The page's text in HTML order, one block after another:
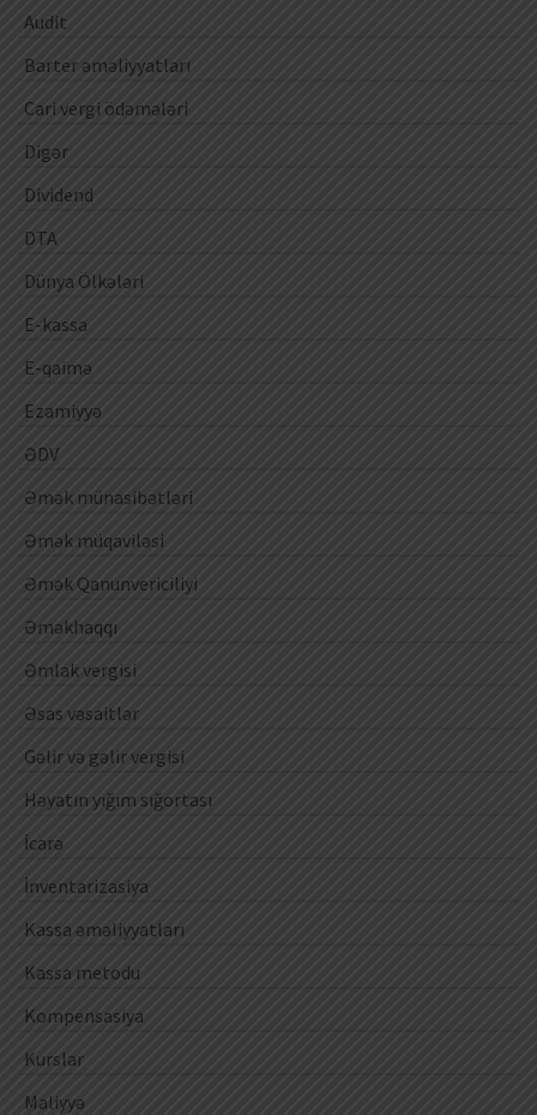
Audit
Barter əməliyyatları
Cari vergi ödəmələri
Digər
Dividend
DTA
Dünya Ölkələri
E-kassa
E-qaimə
Ezamiyyə
ƏDV
Əmək münasibətləri
Əmək müqaviləsi
Əmək Qanunvericiliyi
Əməkhaqqı
Əmlak vergisi
Əsas vəsaitlər
Gəlir və gəlir vergisi
Həyatın yığım sığortası
İcarə
İnventarizasiya
Kassa əməliyyatları
Kassa metodu
Kompensasiya
Kurslar
Maliyyə